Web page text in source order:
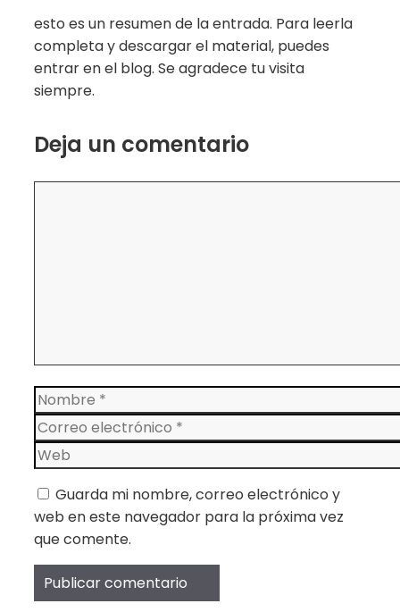
esto es un resumen de la entrada. Para leerla
completa y descargar el material, puedes
entrar en el blog. Se agradece tu visita
siempre.
Deja un comentario
Nombre
Correo
electrónico
Web
Guarda mi nombre, correo electrónico y
web en este navegador para la próxima vez
que comente.